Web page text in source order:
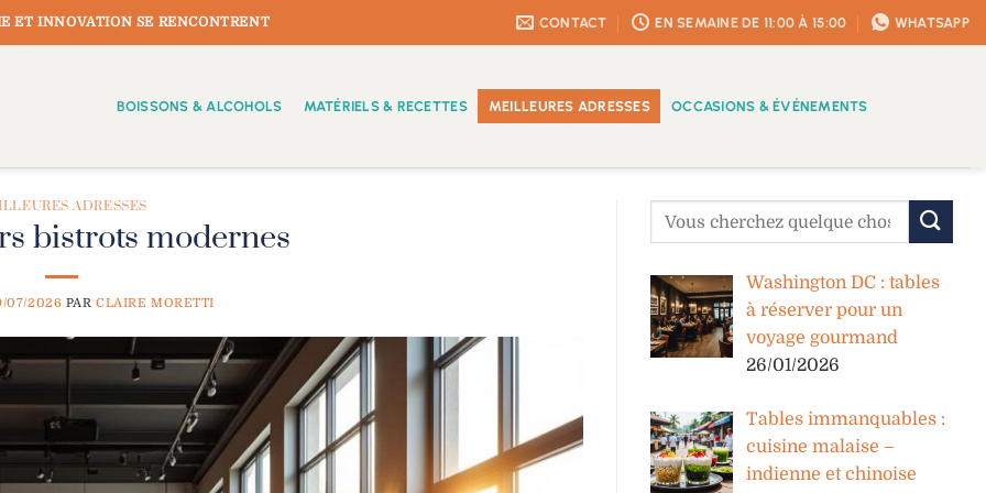
ET INNOVATION SE RENCONTRENT CONTACT EN SEMAINE DE 11:00 À 15:00 WHATSAPP
BOISSONS & ALCOHOLS MATÉRIELS & RECETTES MEILLEURES ADRESSES OCCASIONS & ÉVÉNEMENTS
ADRESSES
bistrots modernes
07/2026 PARCLAIRE MORETTI
Washington DC : tables
à réserver pour un
voyage gourmand
26/01/2026
Tables immanquables :
cuisine malaise –
indienne et chinoise